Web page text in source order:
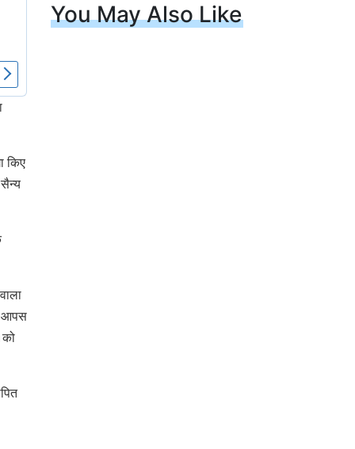
किए
सैन्य
आपस
को
You May Also Like